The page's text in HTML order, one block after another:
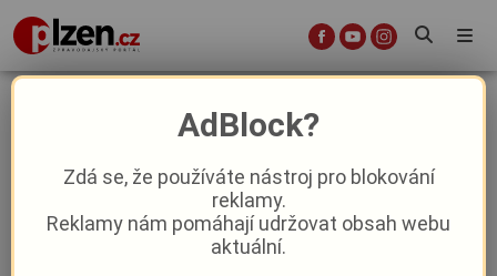
péřové polštáře
Tajemství dokonalého spánku našich
babiček se vrací: Proč je stoprocentní
peří stále nepřekonatelné?
AdBlock?
Zdá se, že používáte nástroj pro blokování
reklamy.
Reklamy nám pomáhají udržovat obsah webu
aktuální.